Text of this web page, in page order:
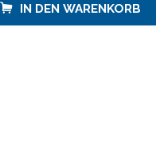
IN DEN WARENKORB